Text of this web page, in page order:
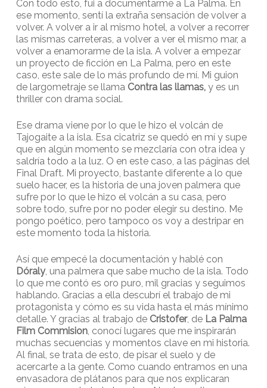
Con todo esto, fui a documentarme a La Palma. En
ese momento, sentí la extraña sensación de volver a
volver. A volver a ir al mismo hotel, a volver a recorrer
las mismas carreteras, a volver a ver el mismo mar, a
volver a enamorarme de la isla. A volver a empezar
un proyecto de ficción en La Palma, pero en este
caso, este sale de lo más profundo de mí. Mi guion
de largometraje se llama Contra las llamas,y es un
thriller con drama social.
Ese drama viene por lo que le hizo el volcán de
Tajogaite a la isla. Esa cicatriz se quedó en mí y supe
que en algún momento se mezclaría con otra idea y
saldría todo a la luz. O en este caso, a las páginas del
Final Draft. Mi proyecto, bastante diferente a lo que
suelo hacer, es la historia de una joven palmera que
sufre por lo que le hizo el volcán a su casa, pero
sobre todo, sufre por no poder elegir su destino. Me
pongo poético, pero tampoco os voy a destripar en
este momento toda la historia.
Así que empecé la documentación y hablé con
Dóraly, una palmera que sabe mucho de la isla. Todo
lo que me contó es oro puro, mil gracias y seguimos
hablando. Gracias a ella descubrí el trabajo de mi
protagonista y cómo es su vida hasta el más mínimo
detalle. Y gracias al trabajo de Cristofer, de La Palma
Film Commision, conocí lugares que me inspirarán
muchas secuencias y momentos clave en mi historia.
Al final, se trata de esto, de pisar el suelo y de
acercarte a la gente. Como cuando entramos en una
envasadora de plátanos para que nos explicaran